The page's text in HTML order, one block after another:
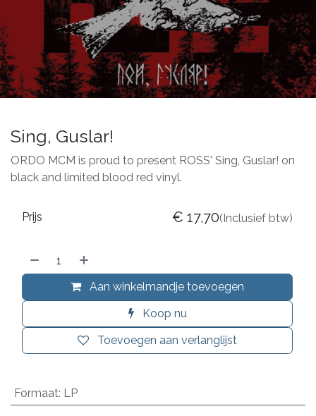
Sing, Guslar!
ORDO MCM is proud to present ROSS' Sing, Guslar! on
black and limited blood red vinyl.
Aan winkelmandje toevoegen
Koop nu
Toevoegen aan verlanglijst
Prijs € 17,70(Inclusief btw)
Formaat: LP